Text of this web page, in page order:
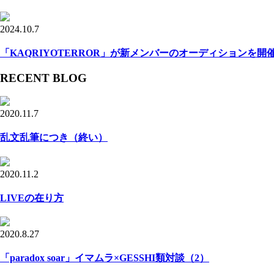
2024.10.7
「KAQRIYOTERROR」が新メンバーのオーディションを開
RECENT BLOG
2020.11.7
乱文乱筆につき（終い）
2020.11.2
LIVEの在り方
2020.8.27
「paradox soar」イマムラ×GESSHI類対談（2）